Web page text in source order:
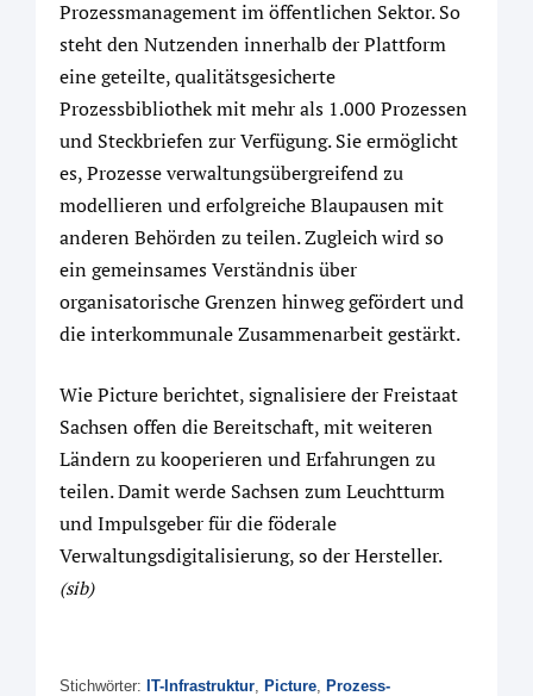
Prozessmanagement im öffentlichen Sektor. So
steht den Nutzenden innerhalb der Plattform
eine geteilte, qualitätsgesicherte
Prozessbibliothek mit mehr als 1.000 Prozessen
und Steckbriefen zur Verfügung. Sie ermöglicht
es, Prozesse verwaltungsübergreifend zu
modellieren und erfolgreiche Blaupausen mit
anderen Behörden zu teilen. Zugleich wird so
ein gemeinsames Verständnis über
organisatorische Grenzen hinweg gefördert und
die interkommunale Zusammenarbeit gestärkt.
Wie Picture berichtet, signalisiere der Freistaat
Sachsen offen die Bereitschaft, mit weiteren
Ländern zu kooperieren und Erfahrungen zu
teilen. Damit werde Sachsen zum Leuchtturm
und Impulsgeber für die föderale
Verwaltungsdigitalisierung, so der Hersteller.
(sib)
Stichwörter: IT-Infrastruktur Picture
Prozess-